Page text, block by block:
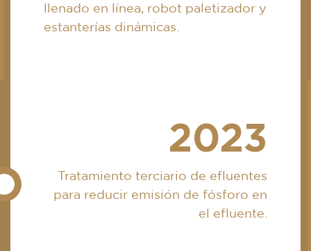
llenado en línea, robot paletizador y
estanterías dinámicas.
2023
Tratamiento terciario de efluentes
para reducir emisión de fósforo en
el efluente.